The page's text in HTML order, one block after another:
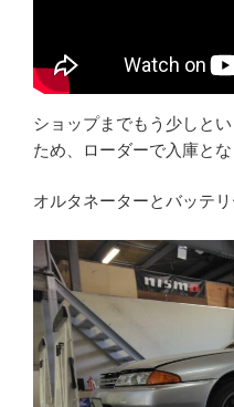
ショップまでもう少しと
ため、ローダーで入庫と
オルタネーターとバッテ